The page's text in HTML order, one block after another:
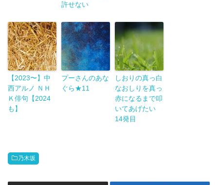
許せない
【2023〜】中
西アルノ ＮＨ
Ｋ俳句【2024
も】
プーさんのあな
ぐら★11
しおりの真っ白
なおしりを真っ
赤になるまで叩
いてあげたい
14発目
乃木坂